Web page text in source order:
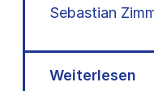
Sebastian
Weiterlesen